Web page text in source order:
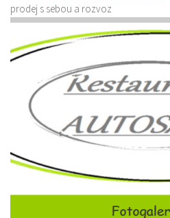
prodej s sebou a rozvoz